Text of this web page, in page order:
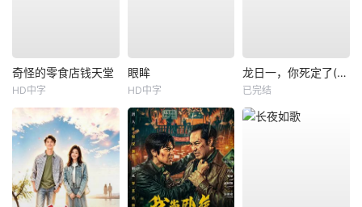
奇怪的零食店钱天堂
HD中字
眼眸
HD中字
龙日一，你死定了(短剧)
已完结